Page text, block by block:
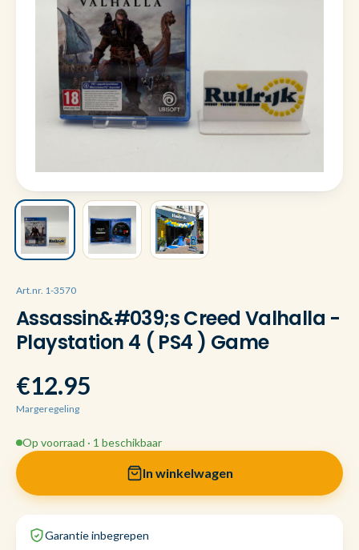
Art.nr. 1-3570
Assassin&#039;s Creed Valhalla -
Playstation 4 ( PS4 ) Game
€12.95
Margeregeling
Op voorraad · 1 beschikbaar
In winkelwagen
Garantie inbegrepen